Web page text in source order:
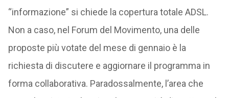
“informazione” si chiede la copertura totale ADSL.
Non a caso, nel Forum del Movimento, una delle
proposte più votate del mese di gennaio è la
richiesta di discutere e aggiornare il programma in
forma collaborativa. Paradossalmente, l’area che